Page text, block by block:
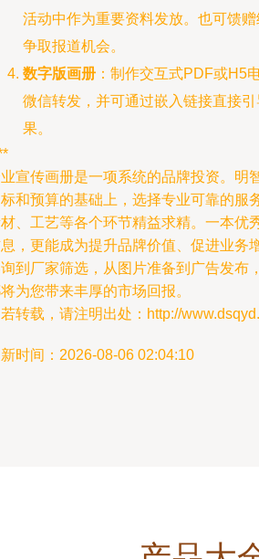
活动中作为重要资料发放。也可馈
争取报道机会。
数字版画册 ：制作交互式PDF或H5
微信转发，并可通过嵌入链接直接
果。
宣传画册是一项系统的品牌投资。明
和预算的基础上，选择专业可靠的服
、工艺等各个环节精益求精。一本优
，更能成为提升品牌价值、促进业务
到厂家筛选，从图片准备到广告发布
为您带来丰厚的市场回报。
转载，请注明出处：http://
时间：2026-08-06 02:04:10